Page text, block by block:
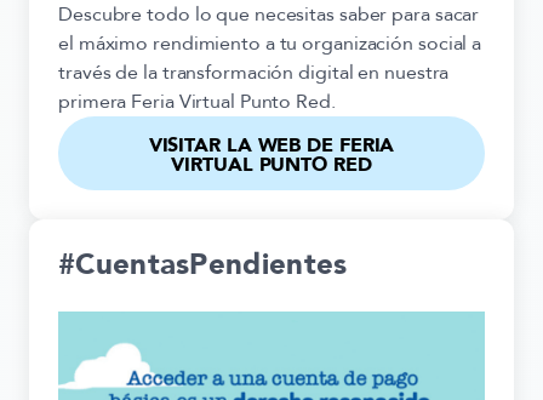
Descubre todo lo que necesitas saber para sacar
el máximo rendimiento a tu organización social a
través de la transformación digital en nuestra
primera Feria Virtual Punto Red.
VISITAR LA WEB DE FERIA
VIRTUAL PUNTO RED
#CuentasPendientes